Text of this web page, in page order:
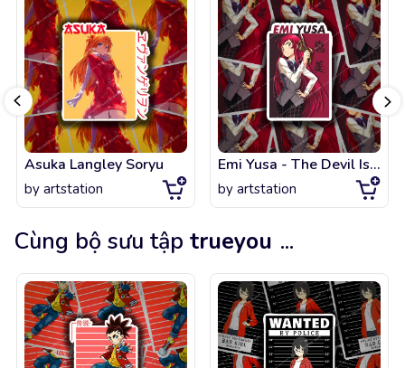
Asuka Langley Soryu
by artstation
Emi Yusa - The Devil Is a Part-Timer!
by artstation
Cùng bộ sưu tập trueyou ...